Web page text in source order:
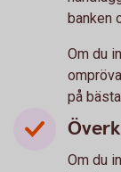
banken
Om du
på
Om du